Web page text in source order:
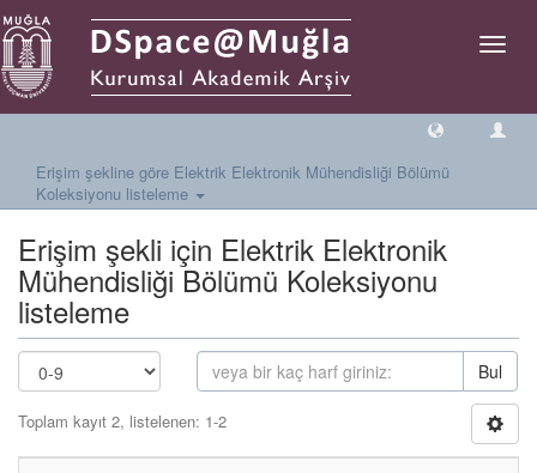
Geçiş
Erişim şekline göre Elektrik Elektronik Mühendisliği Bölümü
Koleksiyonu listeleme
Erişim şekli için Elektrik Elektronik
Mühendisliği Bölümü Koleksiyonu
listeleme
Bul
Toplam kayıt 2, listelenen: 1-2